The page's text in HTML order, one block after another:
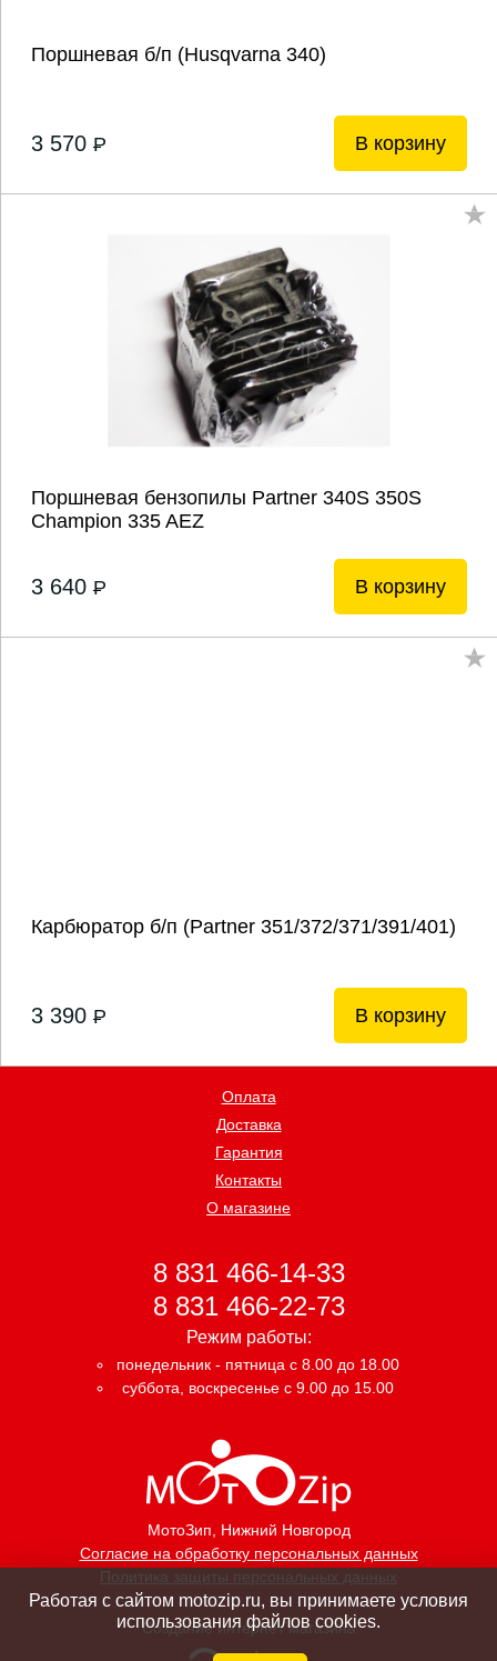
Поршневая б/п (Husqvarna 340)
3 570 P В корзину
Поршневая бензопилы Partner 340S 350S
Champion 335 AEZ
3 640 P В корзину
Карбюратор б/п (Partner 351/372/371/391/401)
3 390 P В корзину
МотоЗип , Нижний Новгород
Согласие на обработку персональных данных
Политика защиты персональных данных
Оплата
Доставка
Гарантия
Контакты
О магазине
8 831 466-14-33
8 831 466-22-73
Режим работы:
понедельник - пятница с 8.00 до 18.00
суббота, воскресенье с 9.00 до 15.00
Создание интернет магазина
Работая с сайтом motozip.ru, вы принимаете условия
использования файлов cookies.